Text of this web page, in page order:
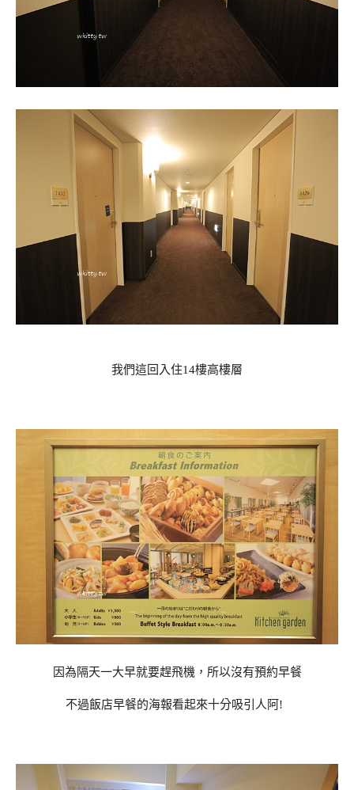
我們這回入住14樓高樓層
因為隔天一大早就要趕飛機，所以沒有預約早餐
不過飯店早餐的海報看起來十分吸引人阿!